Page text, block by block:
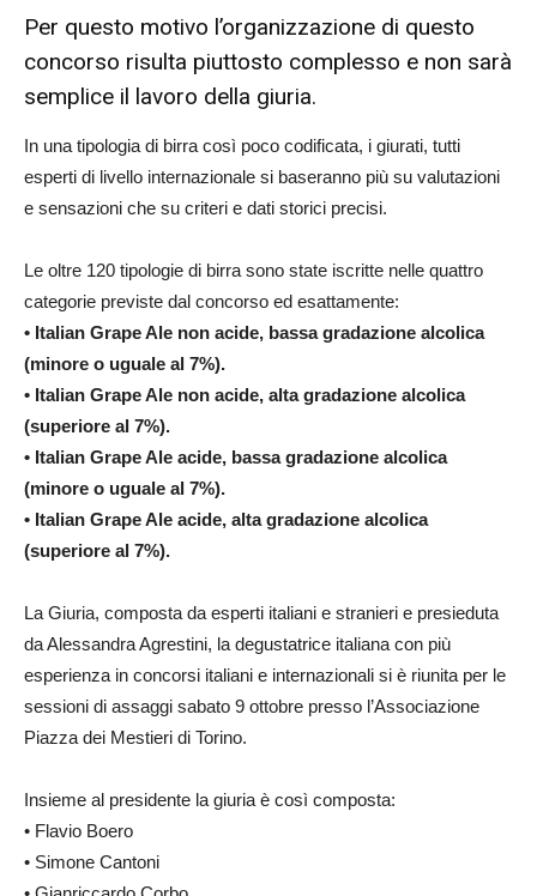
Per questo motivo l’organizzazione di questo
concorso risulta piuttosto complesso e non sarà
semplice il lavoro della giuria.
In una tipologia di birra così poco codificata, i giurati, tutti
esperti di livello internazionale si baseranno più su valutazioni
e sensazioni che su criteri e dati storici precisi.
Le oltre 120 tipologie di birra sono state iscritte nelle quattro
categorie previste dal concorso ed esattamente:
• Italian Grape Ale non acide, bassa gradazione alcolica
(minore o uguale al 7%).
• Italian Grape Ale non acide, alta gradazione alcolica
(superiore al 7%).
• Italian Grape Ale acide, bassa gradazione alcolica
(minore o uguale al 7%).
• Italian Grape Ale acide, alta gradazione alcolica
(superiore al 7%).
La Giuria, composta da esperti italiani e stranieri e presieduta
da Alessandra Agrestini, la degustatrice italiana con più
esperienza in concorsi italiani e internazionali si è riunita per le
sessioni di assaggi sabato 9 ottobre presso l’Associazione
Piazza dei Mestieri di Torino.
Insieme al presidente la giuria è così composta:
• Flavio Boero
• Simone Cantoni